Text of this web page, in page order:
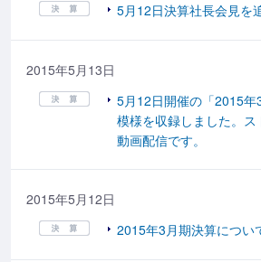
5月12日決算社長会見を
2015年5月13日
5月12日開催の「2015
模様を収録しました。
動画配信です。
2015年5月12日
2015年3月期決算につい